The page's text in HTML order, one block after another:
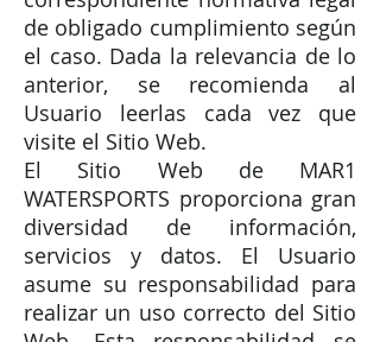
de obligado cumplimiento según
el caso. Dada la relevancia de lo
anterior, se recomienda al
Usuario leerlas cada vez que
visite el Sitio Web.
El Sitio Web de MAR1
WATERSPORTS proporciona gran
diversidad de información,
servicios y datos. El Usuario
asume su responsabilidad para
realizar un uso correcto del Sitio